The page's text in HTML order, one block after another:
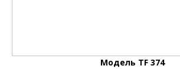
Модель TF 374